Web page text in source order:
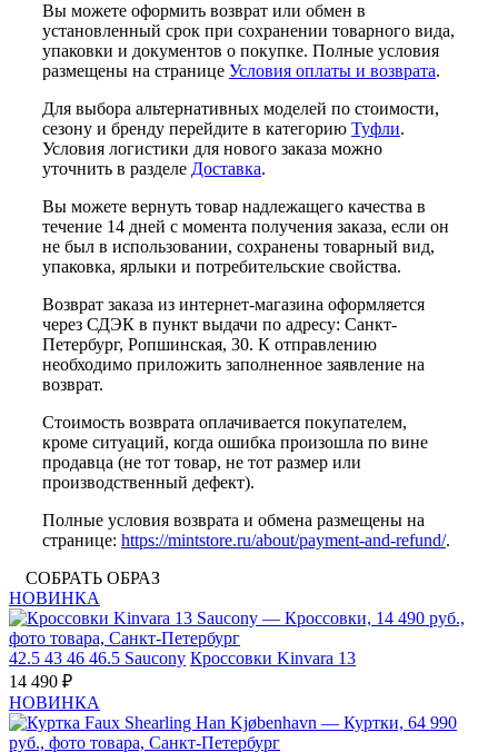
Вы можете оформить возврат или обмен в
установленный срок при сохранении товарного вида,
упаковки и документов о покупке. Полные условия
размещены на странице Условия оплаты и возврата.
Для выбора альтернативных моделей по стоимости,
сезону и бренду перейдите в категорию Туфли.
Условия логистики для нового заказа можно
уточнить в разделе Доставка.
Вы можете вернуть товар надлежащего качества в
течение 14 дней с момента получения заказа, если он
не был в использовании, сохранены товарный вид,
упаковка, ярлыки и потребительские свойства.
Возврат заказа из интернет-магазина оформляется
через СДЭК в пункт выдачи по адресу: Санкт-
Петербург, Ропшинская, 30. К отправлению
необходимо приложить заполненное заявление на
возврат.
Стоимость возврата оплачивается покупателем,
кроме ситуаций, когда ошибка произошла по вине
продавца (не тот товар, не тот размер или
производственный дефект).
Полные условия возврата и обмена размещены на
странице: https://mintstore.ru/about/payment-and-refund/.
СОБРАТЬ ОБРАЗ
НОВИНКА
42.5 43 46 46.5 Saucony Кроссовки Kinvara 13
14 490 ₽
НОВИНКА